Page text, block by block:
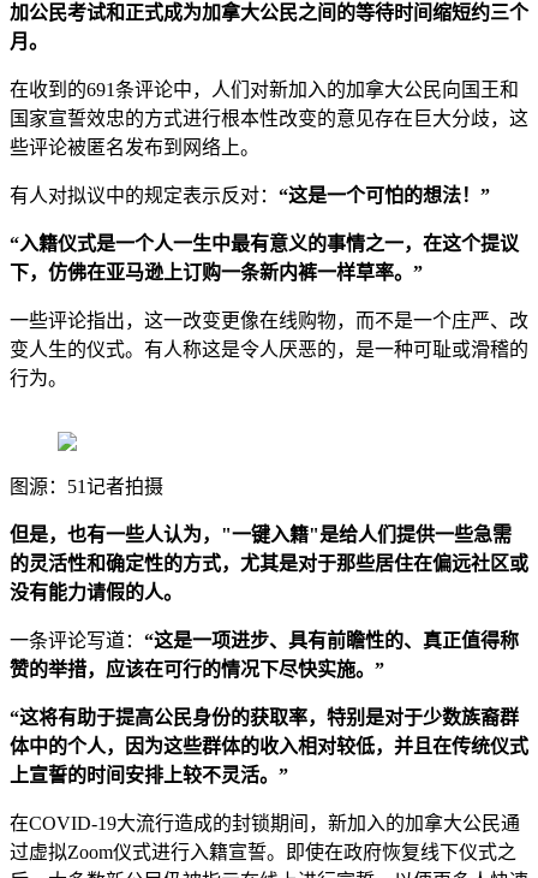
加公民考试和正式成为加拿大公民之间的等待时间缩短约三个
月。
在收到的691条评论中，人们对新加入的加拿大公民向国王和
国家宣誓效忠的方式进行根本性改变的意见存在巨大分歧，这
些评论被匿名发布到网络上。
有人对拟议中的规定表示反对： “这是一个可怕的想法！”
“入籍仪式是一个人一生中最有意义的事情之一，在这个提议
下，仿佛在亚马逊上订购一条新内裤一样草率。”
一些评论指出，这一改变更像在线购物，而不是一个庄严、改
变人生的仪式。有人称这是令人厌恶的，是一种可耻或滑稽的
行为。
图源：51记者拍摄
但是，也有一些人认为，"一键入籍"是给人们提供一些急需
的灵活性和确定性的方式，尤其是对于那些居住在偏远社区或
没有能力请假的人。
一条评论写道： “这是一项进步、具有前瞻性的、真正值得称
赞的举措，应该在可行的情况下尽快实施。”
“这将有助于提高公民身份的获取率，特别是对于少数族裔群
体中的个人，因为这些群体的收入相对较低，并且在传统仪式
上宣誓的时间安排上较不灵活。”
在COVID-19大流行造成的封锁期间，新加入的加拿大公民通
过虚拟Zoom仪式进行入籍宣誓。即使在政府恢复线下仪式之